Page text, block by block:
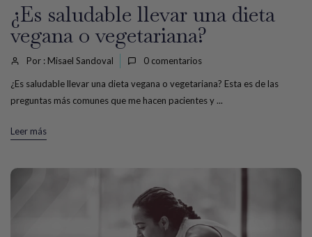
¿Es saludable llevar una dieta
vegana o vegetariana?
Por : Misael Sandoval 0 comentarios
¿Es saludable llevar una dieta vegana o vegetariana? Esta es de las
preguntas más comunes que me hacen pacientes y ...
Leer más